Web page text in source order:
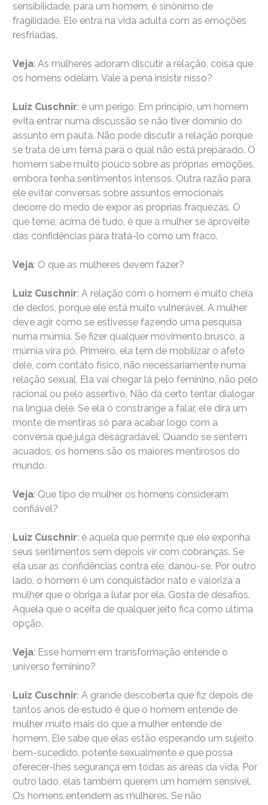
sensibilidade, para um homem, é sinônimo de
fragilidade. Ele entra na vida adulta com as emoções
resfriadas.
Veja: As mulheres adoram discutir a relação, coisa que
os homens odeiam. Vale a pena insistir nisso?
Luiz Cuschnir: é um perigo. Em princípio, um homem
evita entrar numa discussão se não tiver domínio do
assunto em pauta. Não pode discutir a relação porque
se trata de um tema para o qual não está preparado. O
homem sabe muito pouco sobre as próprias emoções,
embora tenha sentimentos intensos. Outra razão para
ele evitar conversas sobre assuntos emocionais
decorre do medo de expor as próprias fraquezas. O
que teme, acima de tudo, é que a mulher se aproveite
das confidências para tratá-lo como um fraco.
Veja: O que as mulheres devem fazer?
Luiz Cuschnir: A relação com o homem é muito cheia
de dedos, porque ele está muito vulnerável. A mulher
deve agir como se estivesse fazendo uma pesquisa
numa múmia. Se fizer qualquer movimento brusco, a
múmia vira pó. Primeiro, ela tem de mobilizar o afeto
dele, com contato físico, não necessariamente numa
relação sexual. Ela vai chegar lá pelo feminino, não pelo
racional ou pelo assertivo. Não dá certo tentar dialogar
na língua dele. Se ela o constrange a falar, ele dirá um
monte de mentiras só para acabar logo com a
conversa que julga desagradável. Quando se sentem
acuados, os homens são os maiores mentirosos do
mundo.
Veja: Que tipo de mulher os homens consideram
confiável?
Luiz Cuschnir: é aquela que permite que ele exponha
seus sentimentos sem depois vir com cobranças. Se
ela usar as confidências contra ele, danou-se. Por outro
lado, o homem é um conquistador nato e valoriza a
mulher que o obriga a lutar por ela. Gosta de desafios.
Aquela que o aceita de qualquer jeito fica como última
opção.
Veja: Esse homem em transformação entende o
universo feminino?
Luiz Cuschnir: A grande descoberta que fiz depois de
tantos anos de estudo é que o homem entende de
mulher muito mais do que a mulher entende de
homem. Ele sabe que elas estão esperando um sujeito
bem-sucedido, potente sexualmente e que possa
oferecer-lhes segurança em todas as áreas da vida. Por
outro lado, elas também querem um homem sensível.
Os homens entendem as mulheres. Se não